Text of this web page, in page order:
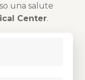
una salute
Center.